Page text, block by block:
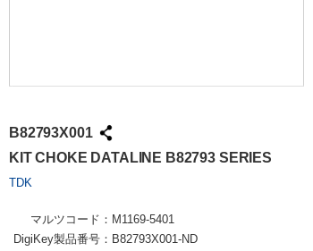
B82793X001
KIT CHOKE DATALINE B82793 SERIES
TDK
マルツコード： M1169-5401
DigiKey製品番号： B82793X001-ND